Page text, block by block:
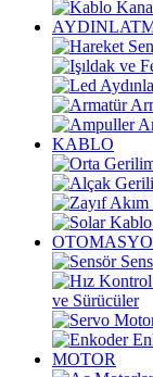
KABLO
ve Sürücüler
MOTOR